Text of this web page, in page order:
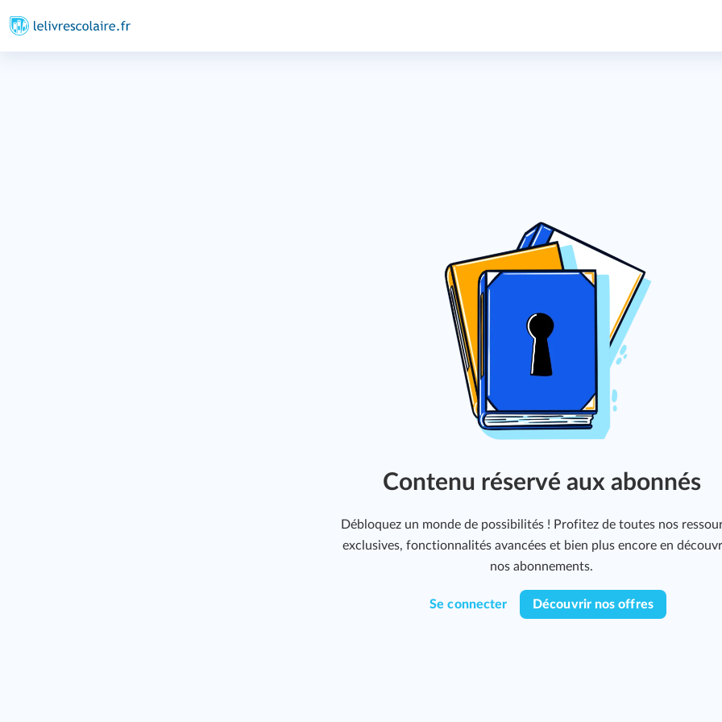
Contenu réservé aux abonnés
Débloquez un monde de possibilités ! Profitez de toutes nos
exclusives, fonctionnalités avancées et bien plus encore en
nos abonnements.
Se connecter Découvrir nos offres